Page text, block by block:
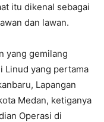
itu dikenal sebagai
dan lawan.
yang gemilang
Linud yang pertama
Lapangan
Medan, ketiganya
Operasi di